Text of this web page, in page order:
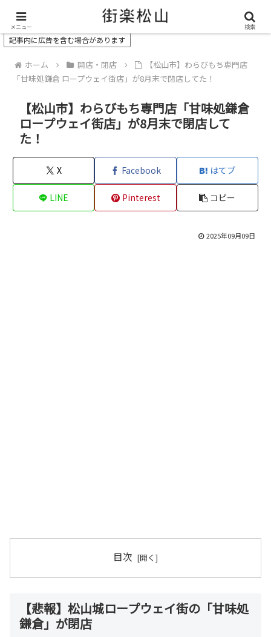
＼ 松山の街を“オモシロク”する地域情報メディア ／
記事内に広告を含む場合があります
ホーム 開店・閉店
【松山市】わらびもち専門店
「甘味処鎌倉 ロープウェイ街店」が8月末で閉店してた！
【松山市】わらびもち専門店「甘味処鎌倉
ロープウェイ街店」が8月末で閉店して
た！
X Facebook はてブ
LINE Pinterest コピー
2025年09月09日
目次
【悲報】松山城ロープウェイ街の「甘味処
鎌倉」が閉店
メニュー 検索